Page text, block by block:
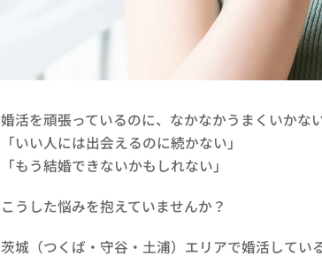
婚活を頑張っているのに、なかなかうまくいかない
「いい人には出会えるのに続かない」
「もう結婚できないかもしれない」
こうした悩みを抱えていませんか？
茨城（つくば・守谷・土浦）エリアで婚活してい